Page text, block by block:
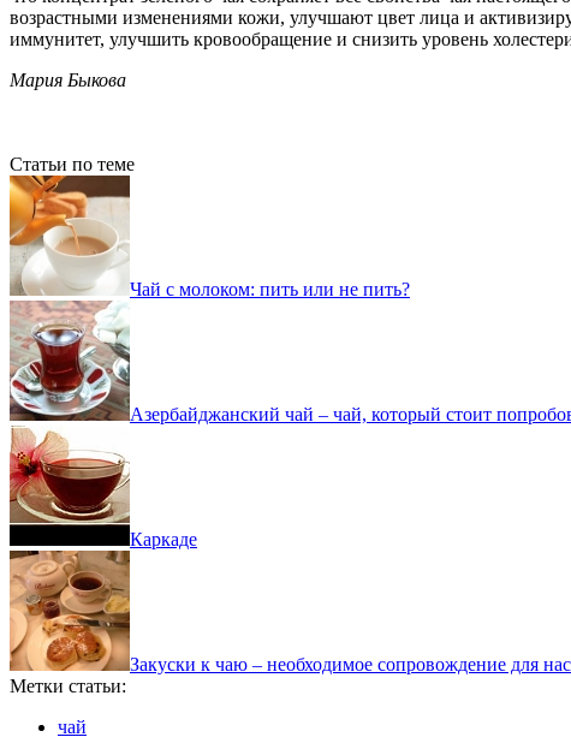
возрастными изменениями кожи, улучшают цвет лица и
иммунитет, улучшить кровообращение и снизить уровень
Мария Быкова
Статьи по теме
Чай с молоком: пить или не пить?
Азербайджанский чай – чай, который стоит
Каркаде
Закуски к чаю – необходимое сопровождение для
Метки статьи:
чай